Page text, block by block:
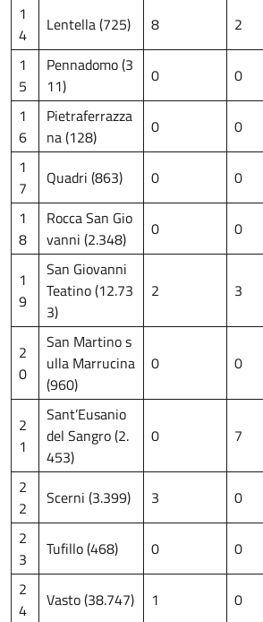
1
4
Lentella (725) 8
2
1
5
Pennadomo (3
11)
0
0
1
6
Pietraferrazza
na (128)
0
0
1
7
Quadri (863) 0
0
1
8
Rocca San Gio
vanni (2.348)
0 0
1
9
San Giovanni
Teatino (12.73
3)
2 3
2
0
San Martino s
ulla Marrucina
(960)
0 0
2
1
Sant’Eusanio
del Sangro (2.
453)
0 7
2
2
Scerni (3.399) 3
0
2
3
Tufillo (468) 0
0
2
4
Vasto (38.747) 1
0